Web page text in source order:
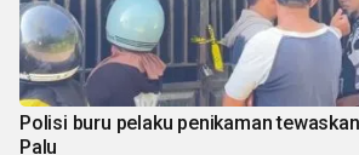
Polisi buru pelaku penikaman
Palu